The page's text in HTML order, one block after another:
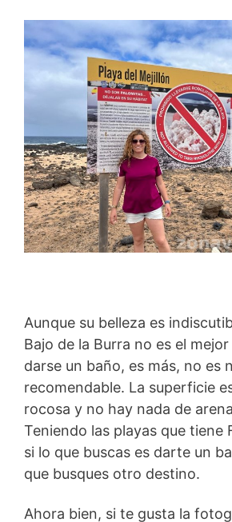
Aunque su belleza es
Bajo de la Burra no es el
darse un baño, es más, no es
recomendable. La superficie
rocosa y no hay nada de
Teniendo las playas que tiene
si lo que buscas es darte un
que busques otro destino.
Ahora bien, si te gusta la